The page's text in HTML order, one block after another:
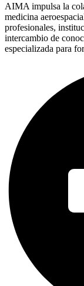
AIMA impulsa la
medicina
profesionales,
intercambio de
especializada para